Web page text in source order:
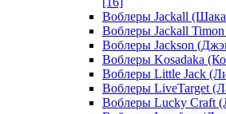
Воблеры Jackall
Воблеры Jackall
Воблеры Jackson
Воблеры Kosadaka
Воблеры Little Jack
Воблеры LiveTarget
Воблеры Lucky Craft